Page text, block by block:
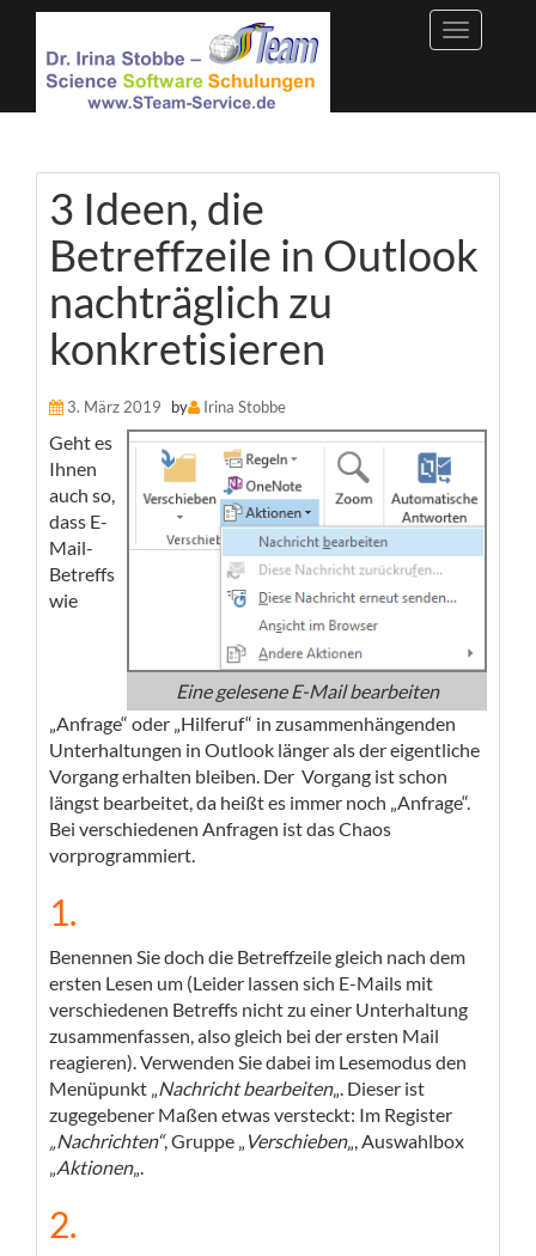
content
3 Ideen, die
Betreffzeile in Outlook
nachträglich zu
konkretisieren
3. März 2019 by Irina Stobbe
Eine gelesene E-Mail bearbeiten
Geht es
Ihnen
auch so,
dass E-
Mail-
Betreffs
wie
„Anfrage“ oder „Hilferuf“ in zusammenhängenden
Unterhaltungen in Outlook länger als der eigentliche
Vorgang erhalten bleiben. Der Vorgang ist schon
längst bearbeitet, da heißt es immer noch „Anfrage“.
Bei verschiedenen Anfragen ist das Chaos
vorprogrammiert.
1.
Benennen Sie doch die Betreffzeile gleich nach dem
ersten Lesen um (Leider lassen sich E-Mails mit
verschiedenen Betreffs nicht zu einer Unterhaltung
zusammenfassen, also gleich bei der ersten Mail
reagieren). Verwenden Sie dabei im Lesemodus den
Menüpunkt „Nachricht bearbeiten„. Dieser ist
zugegebener Maßen etwas versteckt: Im Register
„Nachrichten“, Gruppe „ Verschieben„, Auswahlbox
„Aktionen„.
2.